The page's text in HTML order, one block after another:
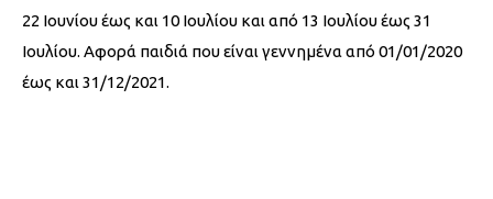
22 Ιουνίου έως και 10 Ιουλίου και από 13 Ιουλίου έως 31
Ιουλίου. Αφορά παιδιά που είναι γεννημένα από 01/01/2020
έως και 31/12/2021.